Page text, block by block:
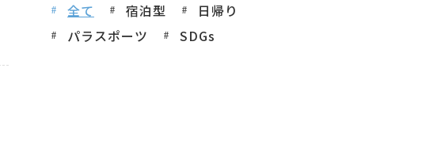
全て 宿泊型
日帰り
パラスポーツ
SDGs